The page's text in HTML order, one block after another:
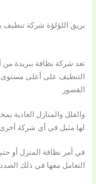
بريق اللؤلؤة شركة تنظيف
تعد شركة نظافة ببريدة
التنظيف على أعلى مستوى
القصور
والفلل والمنازل العادية
لها مثيل في أي شركة
في أمر نظافة المنزل أو
التعامل معها في ذلك